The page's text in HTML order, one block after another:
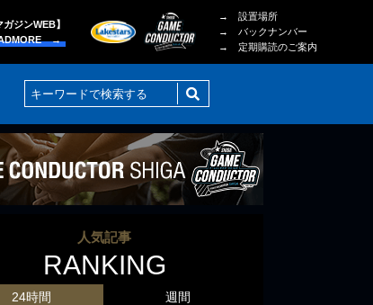
ジンWEB】
→
→ 設置場所
→ バックナンバー
→ 定期購読のご案内
人気記事
RANKING
24時間 週間